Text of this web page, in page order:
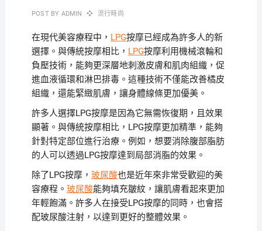
POST BY ADMIN 流行時尚
在現代美容療程中， LPG按摩已經成為許多人的新
選擇。與傳統按摩相比， LPG按摩利用機械滾輪和
負壓技術，能夠更深層地刺激皮膚和肌肉組織，促
進血液循環和淋巴排毒。這種技術不僅能改善橘皮
組織，還能緊緻肌膚，讓身體線條更加優美。
許多人選擇LPG按摩是因為它無需恢復期，且效果
顯著。與傳統按摩相比，LPG按摩更加精準，能夠
針對特定部位進行治療。例如，想要消除腹部脂肪
的人可以透過LPG按摩達到局部消脂的效果。
除了LPG按摩， 玻尿酸也是近年來非常受歡迎的美
容療程。 玻尿酸能夠填充皺紋，讓肌膚看起來更加
年輕飽滿。許多人在接受LPG按摩的同時，也會搭
配玻尿酸注射，以達到更好的整體效果。